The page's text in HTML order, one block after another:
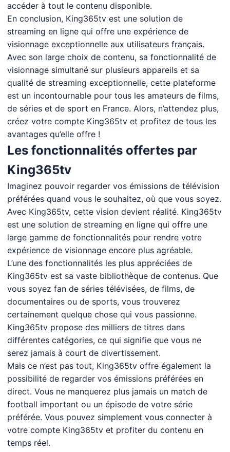
accéder à tout le contenu disponible.
En conclusion, King365tv est une solution de
streaming en ligne qui offre une expérience de
visionnage exceptionnelle aux utilisateurs français.
Avec son large choix de contenu, sa fonctionnalité de
visionnage simultané sur plusieurs appareils et sa
qualité de streaming exceptionnelle, cette plateforme
est un incontournable pour tous les amateurs de films,
de séries et de sport en France. Alors, n’attendez plus,
créez votre compte King365tv et profitez de tous les
avantages qu’elle offre !
Les fonctionnalités offertes par
King365tv
Imaginez pouvoir regarder vos émissions de télévision
préférées quand vous le souhaitez, où que vous soyez.
Avec King365tv, cette vision devient réalité. King365tv
est une solution de streaming en ligne qui offre une
large gamme de fonctionnalités pour rendre votre
expérience de visionnage encore plus agréable.
L’une des fonctionnalités les plus appréciées de
King365tv est sa vaste bibliothèque de contenus. Que
vous soyez fan de séries télévisées, de films, de
documentaires ou de sports, vous trouverez
certainement quelque chose qui vous passionne.
King365tv propose des milliers de titres dans
différentes catégories, ce qui signifie que vous ne
serez jamais à court de divertissement.
Mais ce n’est pas tout, King365tv offre également la
possibilité de regarder vos émissions préférées en
direct. Vous ne manquerez plus jamais un match de
football important ou un épisode de votre série
préférée. Vous pouvez simplement vous connecter à
votre compte King365tv et profiter du contenu en
temps réel.